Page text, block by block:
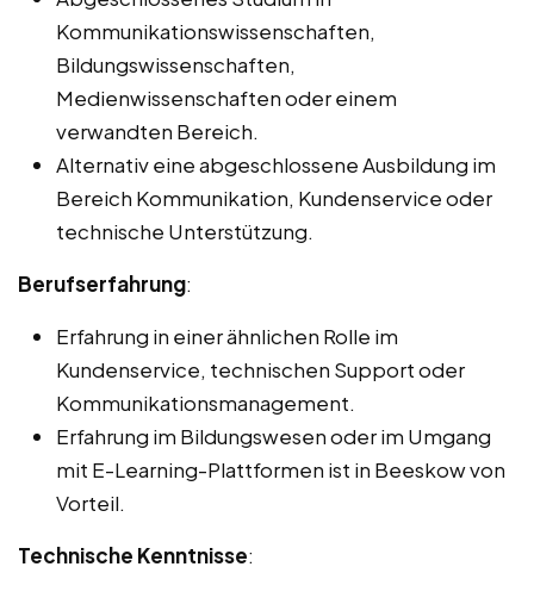
Kommunikationswissenschaften,
Bildungswissenschaften,
Medienwissenschaften oder einem
verwandten Bereich.
Alternativ eine abgeschlossene Ausbildung im
Bereich Kommunikation, Kundenservice oder
technische Unterstützung.
Berufserfahrung:
Erfahrung in einer ähnlichen Rolle im
Kundenservice, technischen Support oder
Kommunikationsmanagement.
Erfahrung im Bildungswesen oder im Umgang
mit E-Learning-Plattformen ist in Beeskow von
Vorteil.
Technische Kenntnisse: